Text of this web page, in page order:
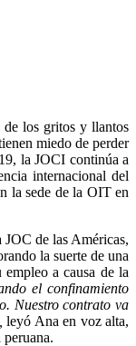
los gritos y llantos
miedo de perder
la JOCI continúa a
internacional del
la sede de la OIT en
de las Américas,
la suerte de una
a causa de la
el confinamiento
Nuestro contrato va
leyó Ana en voz alta,